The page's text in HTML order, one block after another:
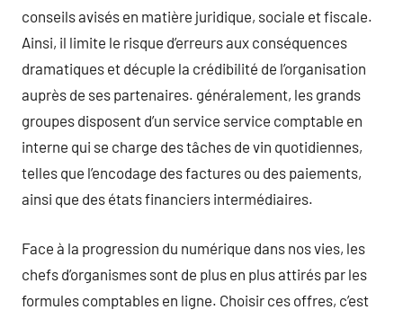
conseils avisés en matière juridique, sociale et fiscale.
Ainsi, il limite le risque d’erreurs aux conséquences
dramatiques et décuple la crédibilité de l’organisation
auprès de ses partenaires. généralement, les grands
groupes disposent d’un service service comptable en
interne qui se charge des tâches de vin quotidiennes,
telles que l’encodage des factures ou des paiements,
ainsi que des états financiers intermédiaires.
Face à la progression du numérique dans nos vies, les
chefs d’organismes sont de plus en plus attirés par les
formules comptables en ligne. Choisir ces offres, c’est